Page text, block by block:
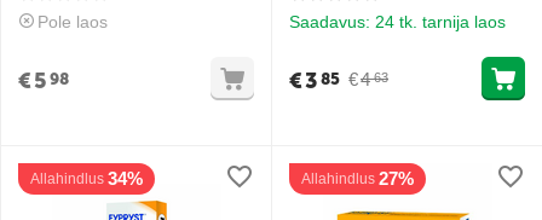
Pole laos
€598
Saadavus: 24 tk. tarnija laos
€4 63
€385
Allahindlus 34% Allahindlus 27%